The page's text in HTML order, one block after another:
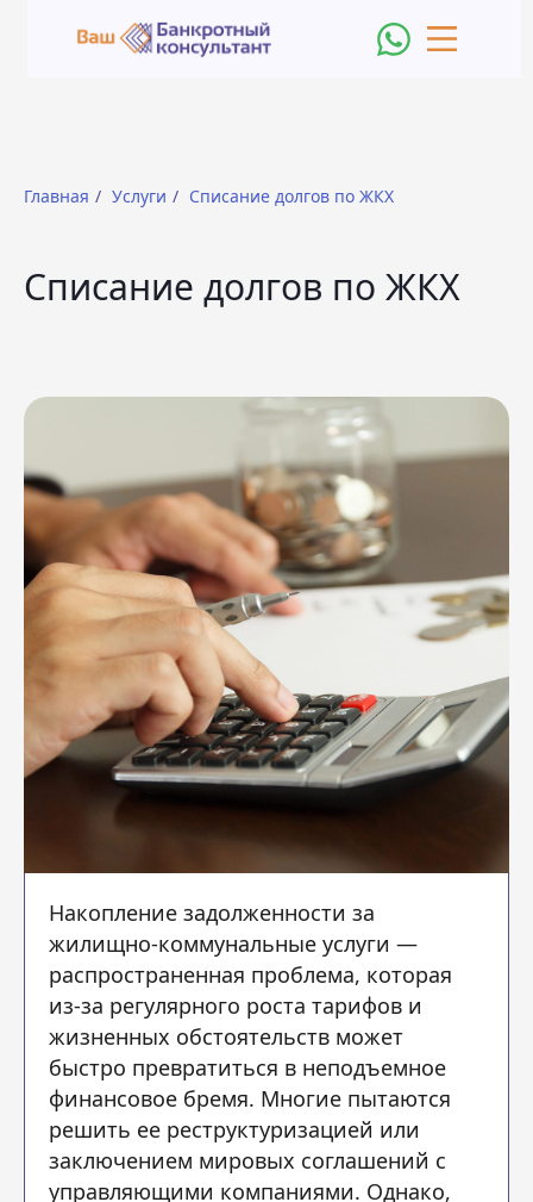
Главная / Услуги / Списание долгов по ЖКХ
Списание долгов по ЖКХ
Накопление задолженности за
жилищно-коммунальные услуги —
распространенная проблема, которая
из-за регулярного роста тарифов и
жизненных обстоятельств может
быстро превратиться в неподъемное
финансовое бремя. Многие пытаются
решить ее реструктуризацией или
заключением мировых соглашений с
управляющими компаниями. Однако,